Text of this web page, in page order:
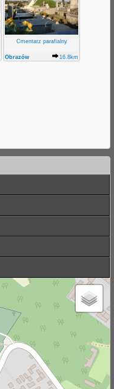
Cmentarz parafialny
Obrazów 16.8km